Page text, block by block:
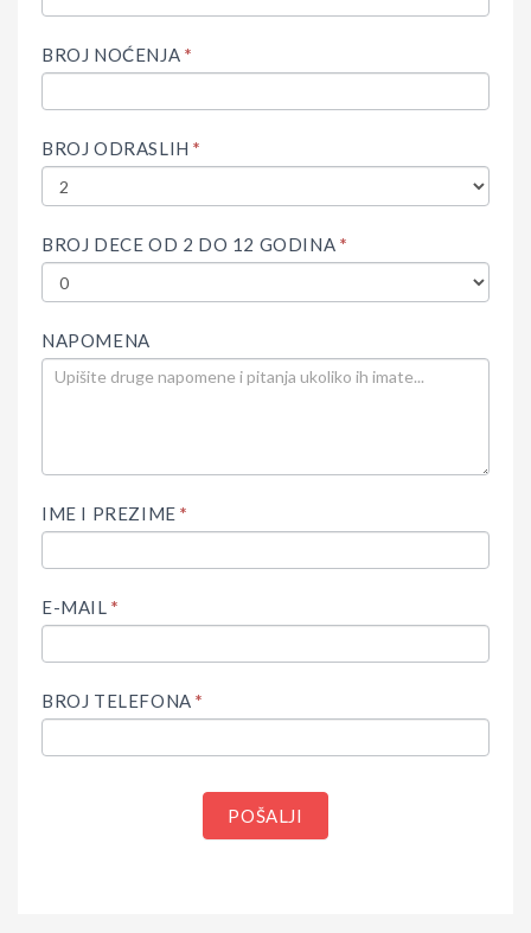
BROJ NOĆENJA *
BROJ ODRASLIH*
BROJ DECE OD 2 DO 12 GODINA *
NAPOMENA
IME I PREZIME*
E-MAIL*
BROJ TELEFONA*
POŠALJI
THIS
BLANK.